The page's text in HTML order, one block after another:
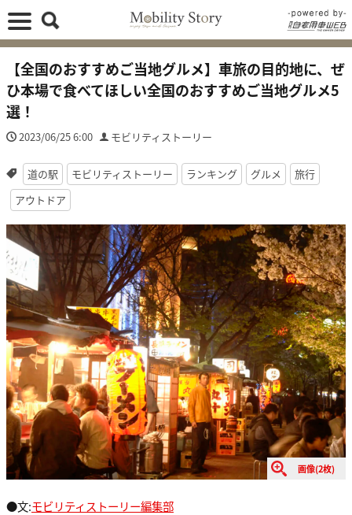
【全国のおすすめご当地グルメ】車旅の目的地に、ぜ
ひ本場で食べてほしい全国のおすすめご当地グルメ5
選！
2023/06/25 6:00 モビリティストーリー
道の駅 モビリティストーリー ランキング グルメ
旅行
アウトドア
画像(2枚)
●文:モビリティストーリー編集部